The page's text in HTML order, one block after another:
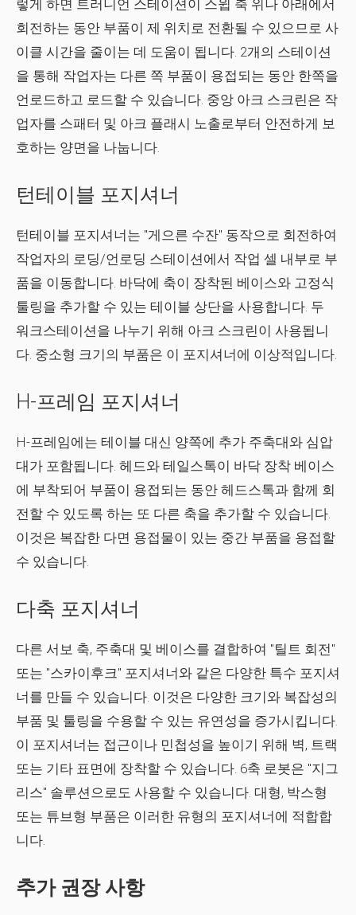
렇게 하면 트러니언 스테이션이 스윕 축 위나 아래에서
회전하는 동안 부품이 제 위치로 전환될 수 있으므로 사
이클 시간을 줄이는 데 도움이 됩니다. 2개의 스테이션
을 통해 작업자는 다른 쪽 부품이 용접되는 동안 한쪽을
언로드하고 로드할 수 있습니다. 중앙 아크 스크린은 작
업자를 스패터 및 아크 플래시 노출로부터 안전하게 보
호하는 양면을 나눕니다.
턴테이블 포지셔너
턴테이블 포지셔너는 "게으른 수잔" 동작으로 회전하여
작업자의 로딩/언로딩 스테이션에서 작업 셀 내부로 부
품을 이동합니다. 바닥에 축이 장착된 베이스와 고정식
툴링을 추가할 수 있는 테이블 상단을 사용합니다. 두
워크스테이션을 나누기 위해 아크 스크린이 사용됩니
다. 중소형 크기의 부품은 이 포지셔너에 이상적입니다.
H-프레임 포지셔너
H-프레임에는 테이블 대신 양쪽에 추가 주축대와 심압
대가 포함됩니다. 헤드와 테일스톡이 바닥 장착 베이스
에 부착되어 부품이 용접되는 동안 헤드스톡과 함께 회
전할 수 있도록 하는 또 다른 축을 추가할 수 있습니다.
이것은 복잡한 다면 용접물이 있는 중간 부품을 용접할
수 있습니다.
다축 포지셔너
다른 서보 축, 주축대 및 베이스를 결합하여 "틸트 회전"
또는 "스카이후크" 포지셔너와 같은 다양한 특수 포지셔
너를 만들 수 있습니다. 이것은 다양한 크기와 복잡성의
부품 및 툴링을 수용할 수 있는 유연성을 증가시킵니다.
이 포지셔너는 접근이나 민첩성을 높이기 위해 벽, 트랙
또는 기타 표면에 장착할 수 있습니다. 6축 로봇은 "지그
리스" 솔루션으로도 사용할 수 있습니다. 대형, 박스형
또는 튜브형 부품은 이러한 유형의 포지셔너에 적합합
니다.
추가 권장 사항